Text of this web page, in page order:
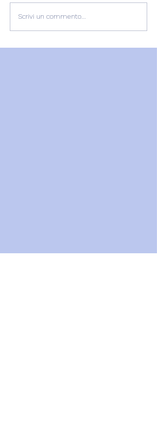
L'ESPERIENZA DI
Scrivi un commento...